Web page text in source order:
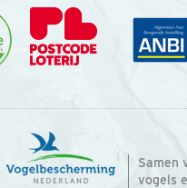
Samen
vogels